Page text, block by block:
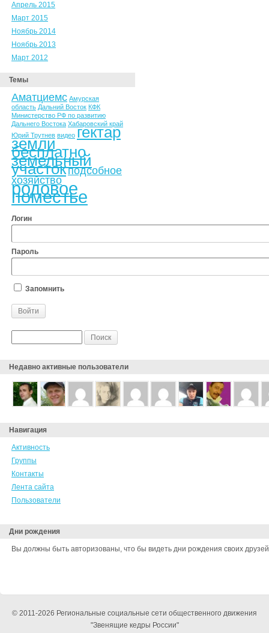
Апрель 2015
Март 2015
Ноябрь 2014
Ноябрь 2013
Март 2012
Темы
Аматциемс Амурская
область Дальний Восток КФК
Министерство РФ по развитию
Дальнего Востока Хабаровский край
Юрий Трутнев видео гектар
земли
бесплатно
земельный
участокподсобное
хозяйство
родовое
поместье
Логин
Пароль
Запомнить
Недавно активные пользователи
Навигация
Активность
Группы
Контакты
Лента сайта
Пользователи
Дни рождения
Вы должны быть авторизованы, что бы видеть дни рождения своих
© 2011-2026 Региональные социальные сети общественного движения
"Звенящие кедры России"